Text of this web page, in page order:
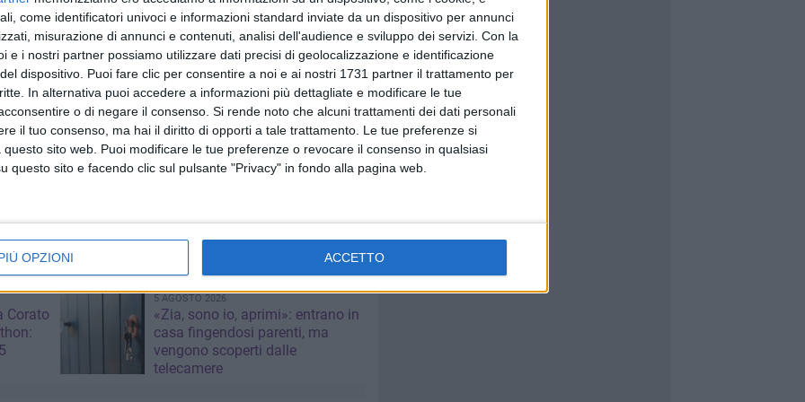
come identificatori univoci e informazioni standard inviate da un dispositivo per annunci
misurazione di annunci e contenuti, analisi dell'audience e sviluppo dei servizi. Con la
e i nostri partner possiamo utilizzare dati precisi di geolocalizzazione e identificazione
dispositivo. Puoi fare clic per consentire a noi e ai nostri 1731 partner il trattamento per
In alternativa puoi accedere a informazioni più dettagliate e modificare le tue
o di negare il consenso. Si rende noto che alcuni trattamenti dei dati personali
il tuo consenso, ma hai il diritto di opporti a tale trattamento. Le tue preferenze si
sito web. Puoi modificare le tue preferenze o revocare il consenso in qualsiasi
questo sito e facendo clic sul pulsante "Privacy" in fondo alla pagina web.
OPZIONI ACCETTO
neo-promossi in C Silver) e proprio la casacca granata
Stella prima di ritornare a casa.
18:00 con la prima semifinale tra Lupa Lecce e
e Corato. Le sconfitte si affronteranno nella finalina
luogo la finalissima tra le due vincenti delle gare di
due sfide difficili e affascinanti per i neroverdi,
nella miglior condizione possibile.
Corato
5 AGOSTO 2026
«Zia, sono io, aprimi»: entrano in
casa fingendosi parenti, ma
vengono scoperti dalle
telecamere